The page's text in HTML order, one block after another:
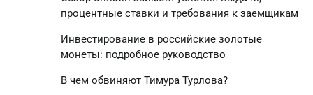
процентные ставки и требования к заемщикам
Инвестирование в российские золотые
монеты: подробное руководство
В чем обвиняют Тимура Турлова?